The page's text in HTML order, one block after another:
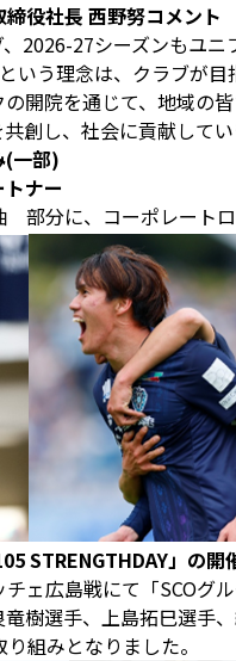
役社長 西野努コメント
2026-27シーズンもユ
いう理念は、クラブが
開院を通じて、地域の
創し、社会に貢献してい
(一部)
ナー
部分に、コーポレートロ
STRENGTHDAY」の開
ェ広島戦にて「SCOグ
樹選手、上島拓巳選手
組みとなりました。